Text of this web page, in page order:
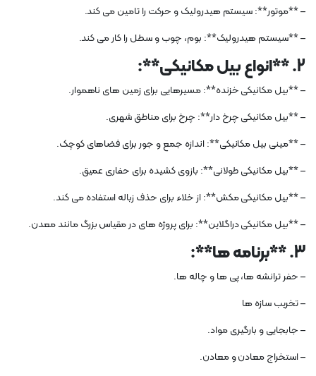
– **موتور**: سیستم هیدرولیک و حرکت را تامین می کند.
– **سیستم هیدرولیک**: بوم، چوب و سطل را کار می کند.
2. **انواع بیل مکانیکی**:
– **بیل مکانیکی خزنده**: مسیرهایی برای زمین های ناهموار.
– **بیل مکانیکی چرخ دار**: چرخ برای مناطق شهری.
– **مینی بیل مکانیکی**: اندازه جمع و جور برای فضاهای کوچک.
– **بیل مکانیکی طولانی**: بازوی کشیده برای حفاری عمیق.
– **بیل مکانیکی مکش**: از خلاء برای حذف زباله استفاده می کند.
– **بیل مکانیکی دراگلاین**: برای پروژه های در مقیاس بزرگ مانند معدن.
3. **برنامه ها**:
– حفر ترانشه ها، پی ها و چاله ها.
– تخریب سازه ها
– جابجایی و بارگیری مواد.
– استخراج معادن و معادن.